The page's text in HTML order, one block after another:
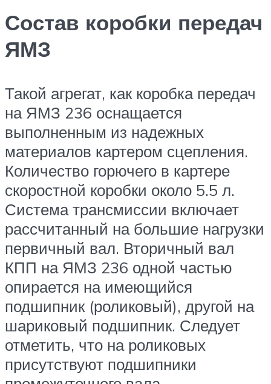
Состав коробки передач
ЯМЗ
Такой агрегат, как коробка передач
на ЯМЗ 236 оснащается
выполненным из надежных
материалов картером сцепления.
Количество горючего в картере
скоростной коробки около 5.5 л.
Система трансмиссии включает
рассчитанный на большие нагрузки
первичный вал. Вторичный вал
КПП на ЯМЗ 236 одной частью
опирается на имеющийся
подшипник (роликовый), другой на
шариковый подшипник. Следует
отметить, что на роликовых
присутствуют подшипники